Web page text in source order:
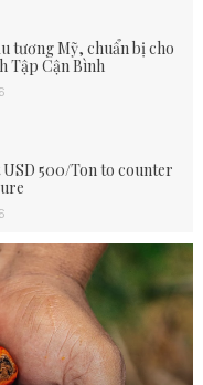
tương Mỹ, chuẩn bị cho
Tập Cận Bình
500/Ton to counter